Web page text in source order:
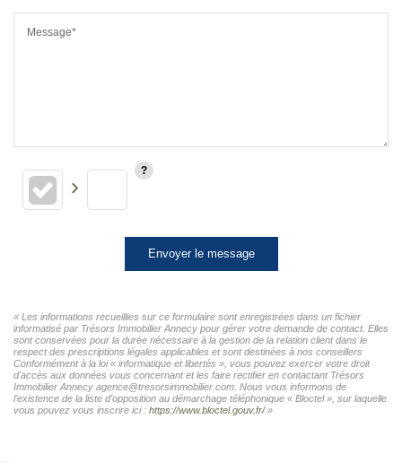
Message*
Envoyer le message
« Les informations recueillies sur ce formulaire sont enregistrées dans un fichier
informatisé par Trésors Immobilier Annecy pour gérer votre demande de contact. Elles
sont conservées pour la durée nécessaire à la gestion de la relation client dans le
respect des prescriptions légales applicables et sont destinées à nos conseillers
Conformément à la loi « informatique et libertés », vous pouvez exercer votre droit
d'accès aux données vous concernant et les faire rectifier en contactant Trésors
Immobilier Annecy agence@tresorsimmobilier.com. Nous vous informons de
l'existence de la liste d'opposition au démarchage téléphonique « Bloctel », sur laquelle
vous pouvez vous inscrire ici : https://www.bloctel.gouv.fr/»